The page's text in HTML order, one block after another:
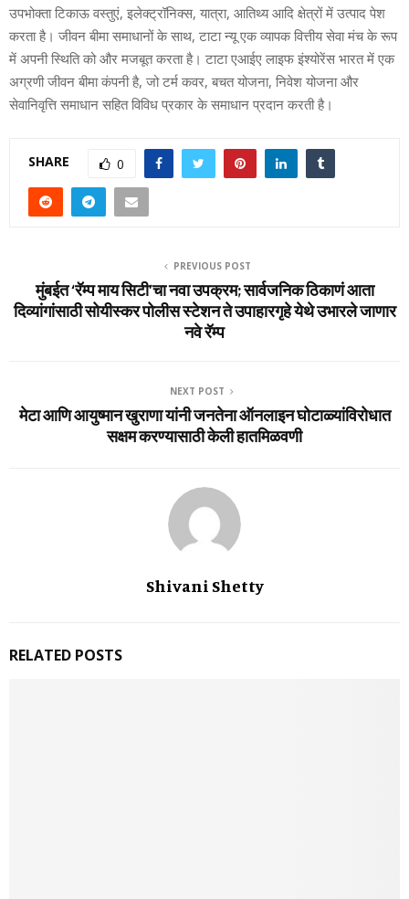
उपभोक्ता टिकाऊ वस्तुएं, इलेक्ट्रॉनिक्स, यात्रा, आतिथ्य आदि क्षेत्रों में उत्पाद पेश
करता है। जीवन बीमा समाधानों के साथ, टाटा न्यू एक व्यापक वित्तीय सेवा मंच के रूप
में अपनी स्थिति को और मजबूत करता है। टाटा एआईए लाइफ इंश्योरेंस भारत में एक
अग्रणी जीवन बीमा कंपनी है, जो टर्म कवर, बचत योजना, निवेश योजना और
सेवानिवृत्ति समाधान सहित विविध प्रकार के समाधान प्रदान करती है।
SHARE 0
PREVIOUS POST
मुंबईत ‘रॅम्प माय सिटी’चा नवा उपक्रम; सार्वजनिक ठिकाणं आता
दिव्यांगांसाठी सोयीस्कर पोलीस स्टेशन ते उपाहारगृहे येथे उभारले जाणार
नवे रॅम्प
NEXT POST
मेटा आणि आयुष्‍मान खुराणा यांनी जनतेना ऑनलाइन घोटाळ्यांविरोधात
सक्षम करण्‍यासाठी केली हातमिळवणी
Shivani Shetty
RELATED POSTS